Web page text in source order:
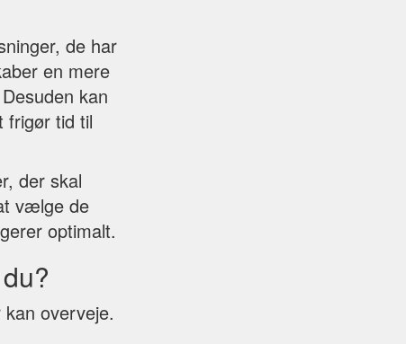
de har
en mere
kan
frigør tid til
der skal
vælge de
optimalt.
overveje.